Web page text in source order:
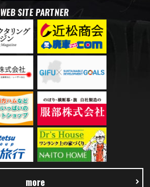
WEB SITE PARTNER
more